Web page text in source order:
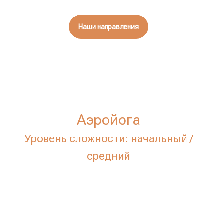
Наши направления
Аэройога
Уровень сложности: начальный /
средний